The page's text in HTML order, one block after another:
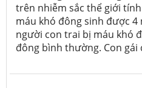
trên nhiễm sắc thể giới
máu khó đông sinh được
người con trai bị máu khó
đông bình thường. Con gái